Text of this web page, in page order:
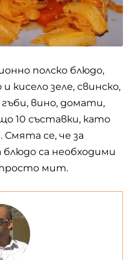
полско блюдо,
кисело зеле, свинско,
гъби, вино, домати,
10 съставки, като
се, че за
са необходими
просто мит.